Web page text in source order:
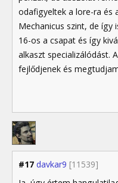
odafigyeltek a lore-ra és
Mechanicus szint, de így
16-os a csapat és így
alkaszt specializálódást.
fejlődjenek és
#17 davkar9 [11539]